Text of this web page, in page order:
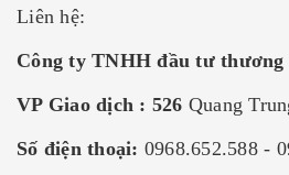
Liên hệ:
Công ty TNHH đầu tư thương
VP Giao dịch : 526 Quang
Số điện thoại: 0968.652.588 -